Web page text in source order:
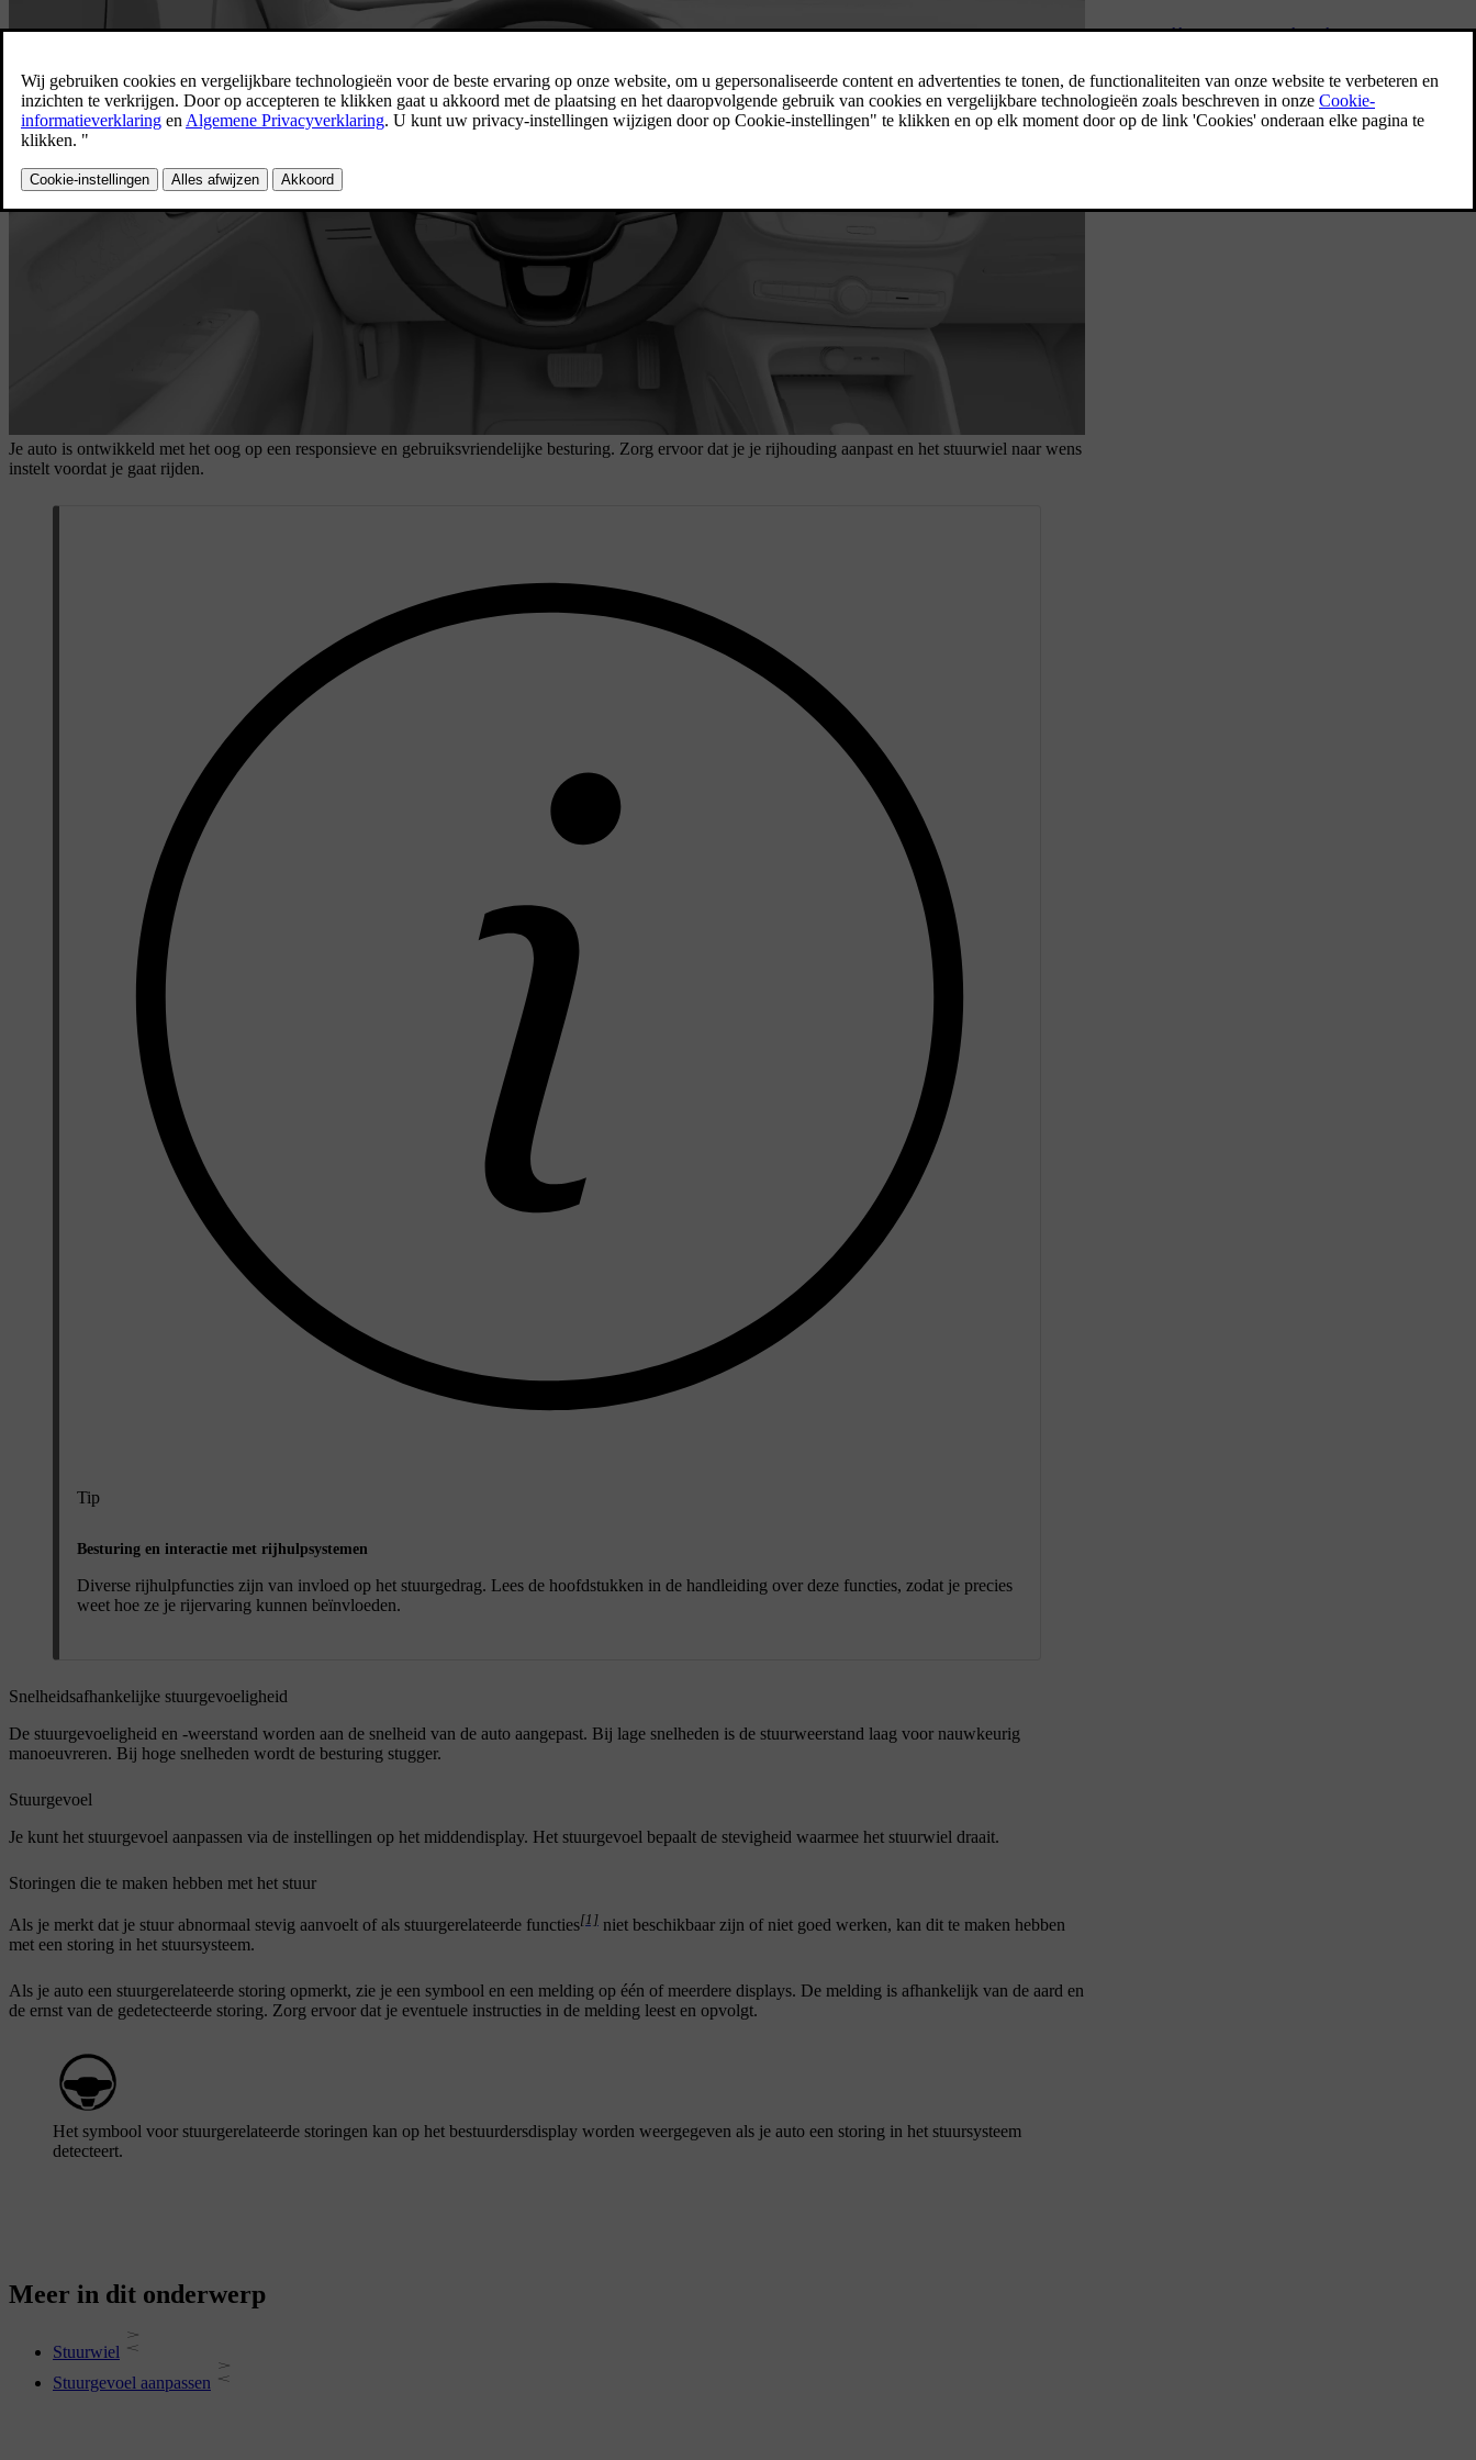
Je auto is ontwikkeld met het oog op een responsieve en gebruiksvriendelijke besturing. Zorg ervoor dat je je rijhouding aanpast en het stuurwiel naar wens
instelt voordat je gaat rijden.
Tip
Besturing en interactie met rijhulpsystemen
Diverse rijhulpfuncties zijn van invloed op het stuurgedrag. Lees de hoofdstukken in de handleiding over deze functies, zodat je precies
weet hoe ze je rijervaring kunnen beïnvloeden.
Snelheidsafhankelijke stuurgevoeligheid
De stuurgevoeligheid en -weerstand worden aan de snelheid van de auto aangepast. Bij lage snelheden is de stuurweerstand laag voor nauwkeurig
manoeuvreren. Bij hoge snelheden wordt de besturing stugger.
Stuurgevoel
Je kunt het stuurgevoel aanpassen via de instellingen op het middendisplay. Het stuurgevoel bepaalt de stevigheid waarmee het stuurwiel draait.
Storingen die te maken hebben met het stuur
Als je merkt dat je stuur abnormaal stevig aanvoelt of als stuurgerelateerde functies[1] niet beschikbaar zijn of niet goed werken, kan dit te maken hebben
met een storing in het stuursysteem.
Als je auto een stuurgerelateerde storing opmerkt, zie je een symbool en een melding op één of meerdere displays. De melding is afhankelijk van de aard en
de ernst van de gedetecteerde storing. Zorg ervoor dat je eventuele instructies in de melding leest en opvolgt.
Het symbool voor stuurgerelateerde storingen kan op het bestuurdersdisplay worden weergegeven als je auto een storing in het stuursysteem
detecteert.
Rijhulp en navigatie
Hulpsystemen bij het rijden zijn bedoeld om
de veiligheid, het comfort en het gemak te
verbeteren terwijl je in de auto rijdt. Ze
Meer in dit onderwerp
Stuurwiel
Stuurgevoel aanpassen